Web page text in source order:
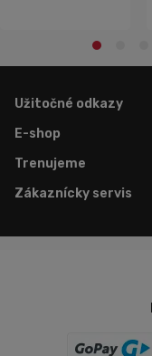
Užitočné odkazy
E-shop
Trenujeme
Zákaznícky servis